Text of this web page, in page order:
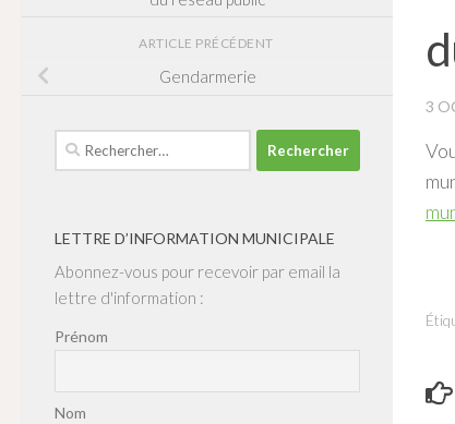
3
ARTICLE PRÉCÉDENT
Gendarmerie
Rechercher :
LETTRE D’INFORMATION MUNICIPALE
Abonnez-vous pour recevoir par email la
lettre d'information :
Prénom
Nom